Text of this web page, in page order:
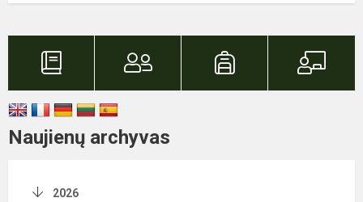
Naujienų archyvas
2026